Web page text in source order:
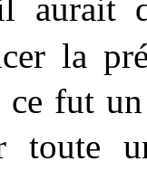
aurait
la
fut
toute